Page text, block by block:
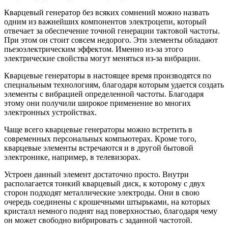
Кварцевый генератор без всяких сомнений можно назвать
одним из важнейших компонентов электроцепи, который
отвечает за обеспечение точной генерации тактовой частоты.
При этом он стоит совсем недорого. Эти элементы обладают
пьезоэлектрическим эффектом. Именно из-за этого
электрические свойства могут меняться из-за вибрации.
Кварцевые генераторы в настоящее время производятся по
специальным технологиям, благодаря которым удается создать
элементы с вибрацией определенной частоты. Благодаря
этому они получили широкое применение во многих
электронных устройствах.
Чаще всего кварцевые генераторы можно встретить в
современных персональных компьютерах. Кроме того,
кварцевые элементы встречаются и в другой бытовой
электронике, например, в телевизорах.
Устроен данный элемент достаточно просто. Внутри
располагается тонкий кварцевый диск, к которому с двух
сторон подходят металлические электроды. Они в свою
очередь соединены с крошечными штырьками, на которых
кристалл немного поднят над поверхностью, благодаря чему
он может свободно вибрировать с заданной частотой.